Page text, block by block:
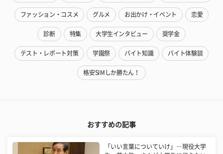
ファッション・コスメ グルメ お出かけ・イベント 恋愛
診断 特集 大学生インタビュー 奨学金
テスト・レポート対策 学園祭 バイト知識 バイト体験談
格安SIMしか勝たん！
おすすめの記事
「いい言葉についていけ」―現役大学